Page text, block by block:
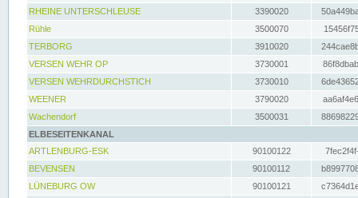
RHEINE UNTERSCHLEUSE
3390020
Rühle
3500070
TERBORG
3910020
VERSEN WEHR OP
3730001
VERSEN WEHRDURCHSTICH
3730010
WEENER
3790020
Wachendorf
3500031
ELBESEITENKANAL
ARTLENBURG-ESK
90100122
BEVENSEN
90100112
LÜNEBURG OW
90100121